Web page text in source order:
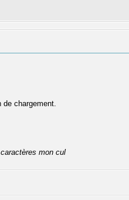
chargement.
mon cul